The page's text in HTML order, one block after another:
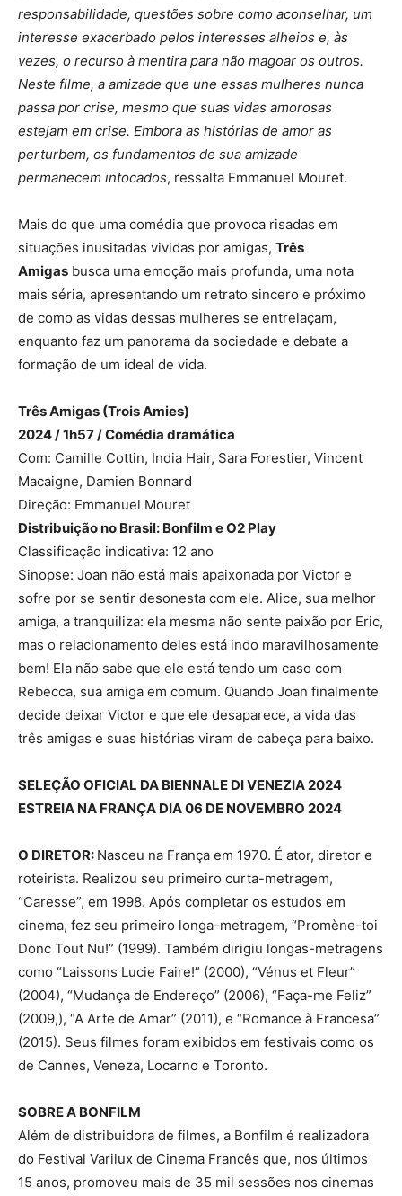
responsabilidade, questões sobre como aconselhar, um
interesse exacerbado pelos interesses alheios e, às
vezes, o recurso à mentira para não magoar os outros.
Neste filme, a amizade que une essas mulheres nunca
passa por crise, mesmo que suas vidas amorosas
estejam em crise. Embora as histórias de amor as
perturbem, os fundamentos de sua amizade
permanecem intocados, ressalta Emmanuel Mouret.
Mais do que uma comédia que provoca risadas em
situações inusitadas vividas por amigas, Três
Amigas busca uma emoção mais profunda, uma nota
mais séria, apresentando um retrato sincero e próximo
de como as vidas dessas mulheres se entrelaçam,
enquanto faz um panorama da sociedade e debate a
formação de um ideal de vida.
Três Amigas (Trois Amies)
2024 / 1h57 / Comédia dramática
Com: Camille Cottin, India Hair, Sara Forestier, Vincent
Macaigne, Damien Bonnard
Direção: Emmanuel Mouret
Distribuição no Brasil: Bonfilm e O2 Play
Classificação indicativa: 12 ano
Sinopse: Joan não está mais apaixonada por Victor e
sofre por se sentir desonesta com ele. Alice, sua melhor
amiga, a tranquiliza: ela mesma não sente paixão por Eric,
mas o relacionamento deles está indo maravilhosamente
bem! Ela não sabe que ele está tendo um caso com
Rebecca, sua amiga em comum. Quando Joan finalmente
decide deixar Victor e que ele desaparece, a vida das
três amigas e suas histórias viram de cabeça para baixo.
SELEÇÃO OFICIAL DA BIENNALE DI VENEZIA 2024
ESTREIA NA FRANÇA DIA 06 DE NOVEMBRO 2024
O DIRETOR: Nasceu na França em 1970. É ator, diretor e
roteirista. Realizou seu primeiro curta-metragem,
“Caresse”, em 1998. Após completar os estudos em
cinema, fez seu primeiro longa-metragem, “Promène-toi
Donc Tout Nu!” (1999). Também dirigiu longas-metragens
como “Laissons Lucie Faire!” (2000), “Vénus et Fleur”
(2004), “Mudança de Endereço” (2006), “Faça-me Feliz”
(2009,), “A Arte de Amar” (2011), e “Romance à Francesa”
(2015). Seus filmes foram exibidos em festivais como os
de Cannes, Veneza, Locarno e Toronto.
SOBRE A BONFILM
Além de distribuidora de filmes, a Bonfilm é realizadora
do Festival Varilux de Cinema Francês que, nos últimos
15 anos, promoveu mais de 35 mil sessões nos cinemas